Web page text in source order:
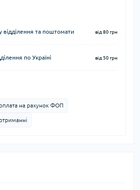
та поштомати від 80 грн
по Україні від 50 грн
на рахунок ФОП